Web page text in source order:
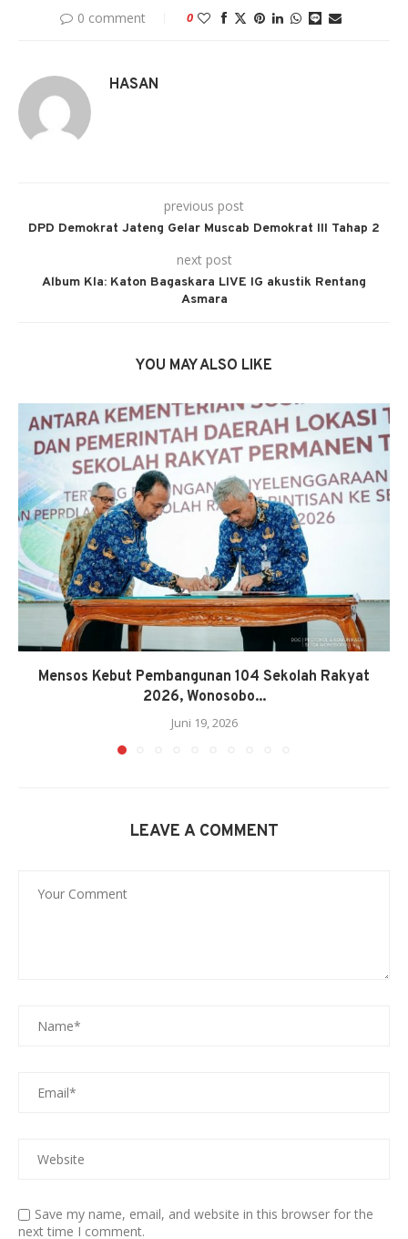
0 comment 0
HASAN
previous post
DPD Demokrat Jateng Gelar Muscab Demokrat III Tahap 2
next post
Album Kla: Katon Bagaskara LIVE IG akustik Rentang
Asmara
YOU MAY ALSO LIKE
Mensos Kebut Pembangunan 104 Sekolah Rakyat
2026, Wonosobo...
Juni 19, 2026
LEAVE A COMMENT
Save my name, email, and website in this browser for the
next time I comment.